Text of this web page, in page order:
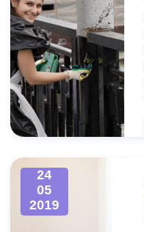
24
05
2019